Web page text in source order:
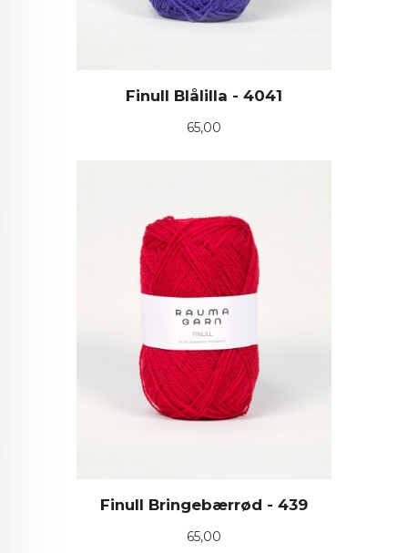
Finull Blålilla - 4041
Pris
65,00
Finull Bringebærrød - 439
Pris
65,00